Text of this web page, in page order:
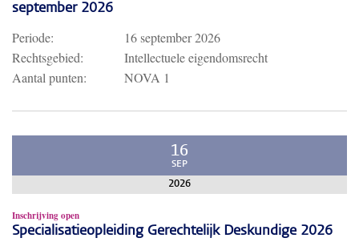
september 2026
Periode:
16 september 2026
Rechtsgebied:
Intellectuele eigendomsrecht
Aantal punten:
NOVA 1
16
SEP
2026
Inschrijving open
Specialisatieopleiding Gerechtelijk Deskundige 2026